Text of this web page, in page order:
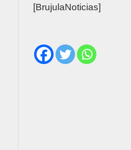
[BrujulaNoticias]